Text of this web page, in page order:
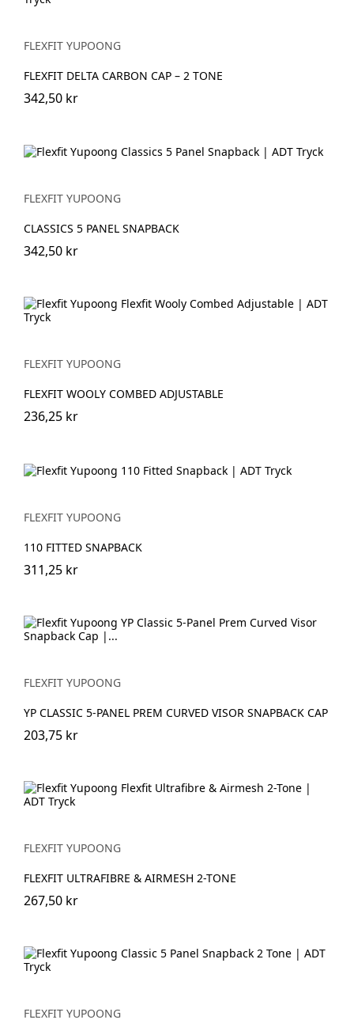
FLEXFIT YUPOONG
FLEXFIT DELTA CARBON CAP – 2 TONE
342,50 kr
FLEXFIT YUPOONG
CLASSICS 5 PANEL SNAPBACK
342,50 kr
FLEXFIT YUPOONG
FLEXFIT WOOLY COMBED ADJUSTABLE
236,25 kr
FLEXFIT YUPOONG
110 FITTED SNAPBACK
311,25 kr
FLEXFIT YUPOONG
YP CLASSIC 5-PANEL PREM CURVED VISOR SNAPBACK CAP
203,75 kr
FLEXFIT YUPOONG
FLEXFIT ULTRAFIBRE & AIRMESH 2-TONE
267,50 kr
FLEXFIT YUPOONG